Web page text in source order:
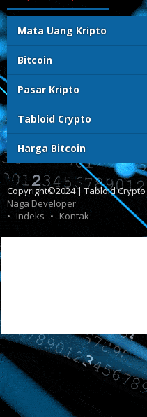
Mata Uang Kripto
Bitcoin
Pasar Kripto
Tabloid Crypto
Harga Bitcoin
Copyright©2024 | Tabloid
Naga Developer
Indeks
Kontak